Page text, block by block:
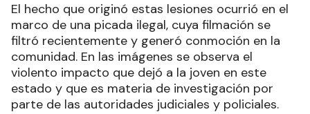
El hecho que originó estas lesiones ocurrió en el
marco de una picada ilegal, cuya filmación se
filtró recientemente y generó conmoción en la
comunidad. En las imágenes se observa el
violento impacto que dejó a la joven en este
estado y que es materia de investigación por
parte de las autoridades judiciales y policiales.